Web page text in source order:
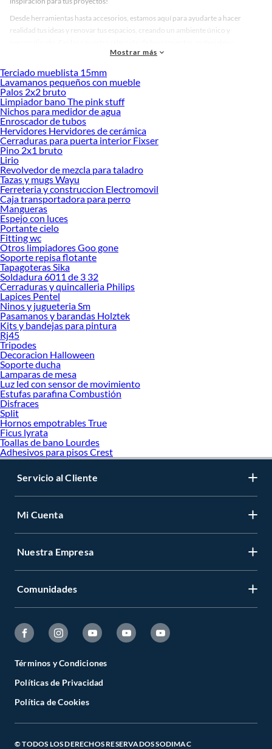
Desde herramientas hasta accesorios, estamos aquí para ayudarte a hacer
realidad tus ideas y renovar tus espacios, creando un ambiente único y
accesorios de calidad que te ayudarán a crear un espacio más tú.
Desde remodelaciones hasta proyectos de decoración, estamos aquí para hacer
tus ideas realidad. ¡Visítanos y encuentra todo lo que tenemos para ofrecerte en
Camas para perro!
Explora la variedad de productos de Camas para perro en Sodimac
Herramientas, materiales y accesorios de calidad para tus proyectos y
renovación de espacios. ¡Visítanos y descubre todo lo que tenemos para
ofrecerte!
Encuentra una amplia variedad de productos de Camas para perro en Sodimac.
Encuentra todo lo necesario para tus proyectos de renovación y decoración.
¡Visítanos y haz tus ideas realidad!
Mostrar más
Terciado mueblista 15mm
Lavamanos pequeños con mueble
Palos 2x2 bruto
Limpiador bano The pink stuff
Nichos para medidor de agua
Enroscador de tubos
Hervidores Hervidores de cerámica
Cerraduras para puerta interior Fixser
Pino 2x1 bruto
Lirio
Revolvedor de mezcla para taladro
Tazas y mugs Wayu
Ferreteria y construccion Electromovil
Caja transportadora para perro
Mangueras
Espejo con luces
Portante cielo
Fitting wc
Otros limpiadores Goo gone
Soporte repisa flotante
Tapagoteras Sika
Soldadura 6011 de 3 32
Cerraduras y quincalleria Philips
Lapices Pentel
Ninos y jugueteria Sm
Pasamanos y barandas Holztek
Kits y bandejas para pintura
Rj45
Tripodes
Decoracion Halloween
Soporte ducha
Lamparas de mesa
Luz led con sensor de movimiento
Estufas parafina Combustión
Disfraces
Split
Hornos empotrables True
Ficus lyrata
Toallas de bano Lourdes
Adhesivos para pisos Crest
Servicio al Cliente
Mi Cuenta
Nuestra Empresa
Comunidades
Términos y Condiciones
Políticas de Privacidad
Política de Cookies
© TODOS LOS DERECHOS RESERVADOS SODIMAC